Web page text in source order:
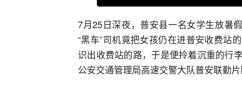
7月25日深夜，普安县一名女学生放暑
“黑车”司机竟把女孩仍在进普安收费站
识出收费站的路，于是便拎着沉重的行
公安交通管理局高速交警大队普安联勤